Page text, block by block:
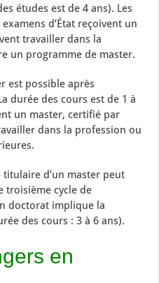
études est de 4 ans). Les
d’État reçoivent un
travailler dans la
un programme de master.
est possible après
durée des cours est de 1 à
un master, certifié par
dans la profession ou
d’un master peut
troisième cycle de
doctorat implique la
des cours : 3 à 6 ans).
en